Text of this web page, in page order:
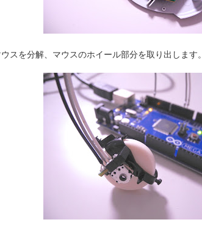
スを分解、マウスのホイール部分を取り出します。